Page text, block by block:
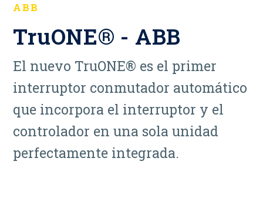
ABB
TruONE® - ABB
El nuevo TruONE® es el primer
interruptor conmutador automático
que incorpora el interruptor y el
controlador en una sola unidad
perfectamente integrada.